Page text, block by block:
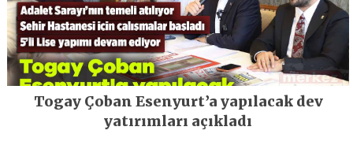
Togay Çoban Esenyurt’a yapılacak dev
yatırımları açıkladı